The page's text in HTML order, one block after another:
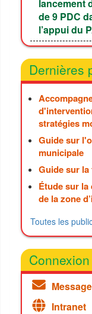
lancement
de 9 PDC
l’appui du
Dernières
stratégies
Guide sur
municipale
Guide sur
Étude sur
de la zone
Toutes les
Connexion
Intranet